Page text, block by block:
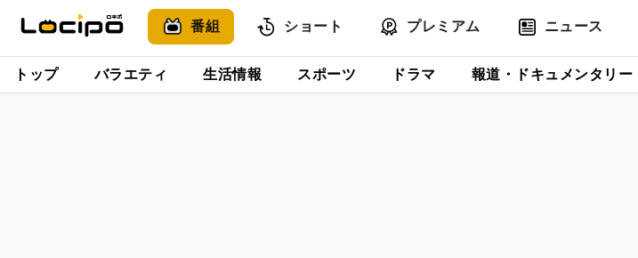
番組 ショート プレミアム ニュース
トップ バラエティ 生活情報 スポーツ ドラマ 報道・ドキュメンタリー